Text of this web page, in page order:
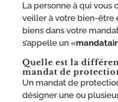
La personne à qui vous
veiller à votre bien-être
biens dans votre
s’appelle un «
Quelle est la
mandat de
Un mandat de
désigner une ou